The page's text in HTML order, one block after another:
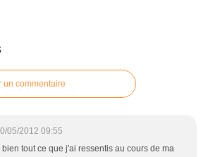
un commentaire
05/2012 09:55
bien tout ce que j'ai ressentis au cours de ma